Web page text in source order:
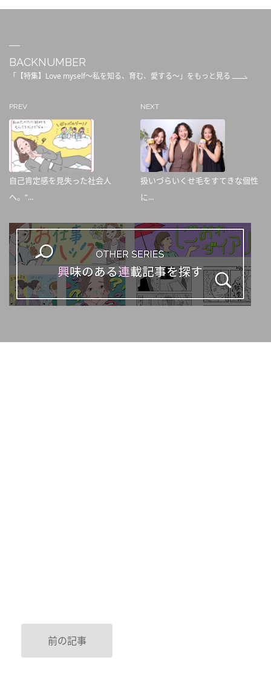
BACKNUMBER
「【特集】Love myself～私を知る、育む、愛する～」をもっと見る
PREV
自己肯定感を見失った社会人
へ。“...
NEXT
扱いづらいくせ毛をすてきな個性
に...
前の記事